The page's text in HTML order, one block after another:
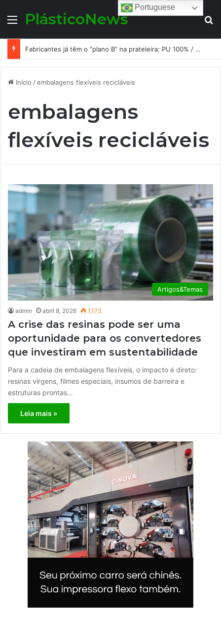
MenuPlásticoNews
Fabricantes já têm o “plano B” na prateleira: PU 100% / NC-free existe, mas ainda é pouco usado: a hora é transformar isso em projeto de resiliência
Início /embalagens flexíveis recicláveis
embalagens
flexíveis recicláveis
Artigos&Temas
admin abril 8, 2026 1.173
A crise das resinas pode ser uma
oportunidade para os convertedores
que investiram em sustentabilidade
Para a cadeia de embalagens flexíveis, o impacto é direto:
resinas virgens, filmes especiais, insumos de barreira e
estruturas prontas…
Leia mais »
Portuguese